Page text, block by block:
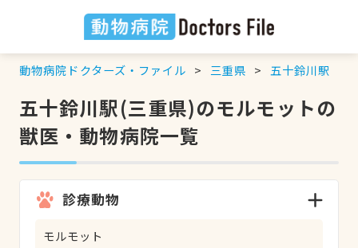
動物病院ドクターズ・ファイル 三重県 五十鈴川駅
五十鈴川駅(三重県)のモルモットの
獣医・動物病院一覧
診療動物
モルモット